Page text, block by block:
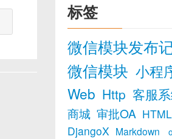
标签
微信模块发布
微信模块 小程
Web Http 客服
商城 审批OA
DjangoX Markdown